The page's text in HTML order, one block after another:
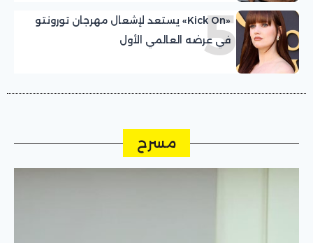
5
«Kick On» يستعد لإشعال مهرجان تورونتو
في عرضه العالمي الأول
مسرح